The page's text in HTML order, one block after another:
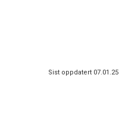
Sist oppdatert 07.01.25